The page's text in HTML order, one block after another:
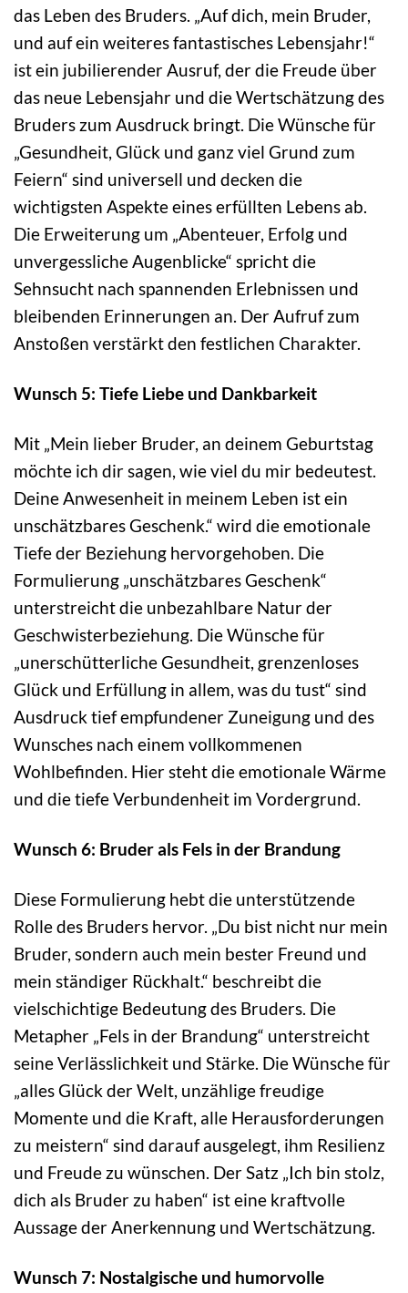
das Leben des Bruders. „Auf dich, mein Bruder,
und auf ein weiteres fantastisches Lebensjahr!“
ist ein jubilierender Ausruf, der die Freude über
das neue Lebensjahr und die Wertschätzung des
Bruders zum Ausdruck bringt. Die Wünsche für
„Gesundheit, Glück und ganz viel Grund zum
Feiern“ sind universell und decken die
wichtigsten Aspekte eines erfüllten Lebens ab.
Die Erweiterung um „Abenteuer, Erfolg und
unvergessliche Augenblicke“ spricht die
Sehnsucht nach spannenden Erlebnissen und
bleibenden Erinnerungen an. Der Aufruf zum
Anstoßen verstärkt den festlichen Charakter.
Wunsch 5: Tiefe Liebe und Dankbarkeit
Mit „Mein lieber Bruder, an deinem Geburtstag
möchte ich dir sagen, wie viel du mir bedeutest.
Deine Anwesenheit in meinem Leben ist ein
unschätzbares Geschenk.“ wird die emotionale
Tiefe der Beziehung hervorgehoben. Die
Formulierung „unschätzbares Geschenk“
unterstreicht die unbezahlbare Natur der
Geschwisterbeziehung. Die Wünsche für
„unerschütterliche Gesundheit, grenzenloses
Glück und Erfüllung in allem, was du tust“ sind
Ausdruck tief empfundener Zuneigung und des
Wunsches nach einem vollkommenen
Wohlbefinden. Hier steht die emotionale Wärme
und die tiefe Verbundenheit im Vordergrund.
Wunsch 6: Bruder als Fels in der Brandung
Diese Formulierung hebt die unterstützende
Rolle des Bruders hervor. „Du bist nicht nur mein
Bruder, sondern auch mein bester Freund und
mein ständiger Rückhalt.“ beschreibt die
vielschichtige Bedeutung des Bruders. Die
Metapher „Fels in der Brandung“ unterstreicht
seine Verlässlichkeit und Stärke. Die Wünsche für
„alles Glück der Welt, unzählige freudige
Momente und die Kraft, alle Herausforderungen
zu meistern“ sind darauf ausgelegt, ihm Resilienz
und Freude zu wünschen. Der Satz „Ich bin stolz,
dich als Bruder zu haben“ ist eine kraftvolle
Aussage der Anerkennung und Wertschätzung.
Wunsch 7: Nostalgische und humorvolle